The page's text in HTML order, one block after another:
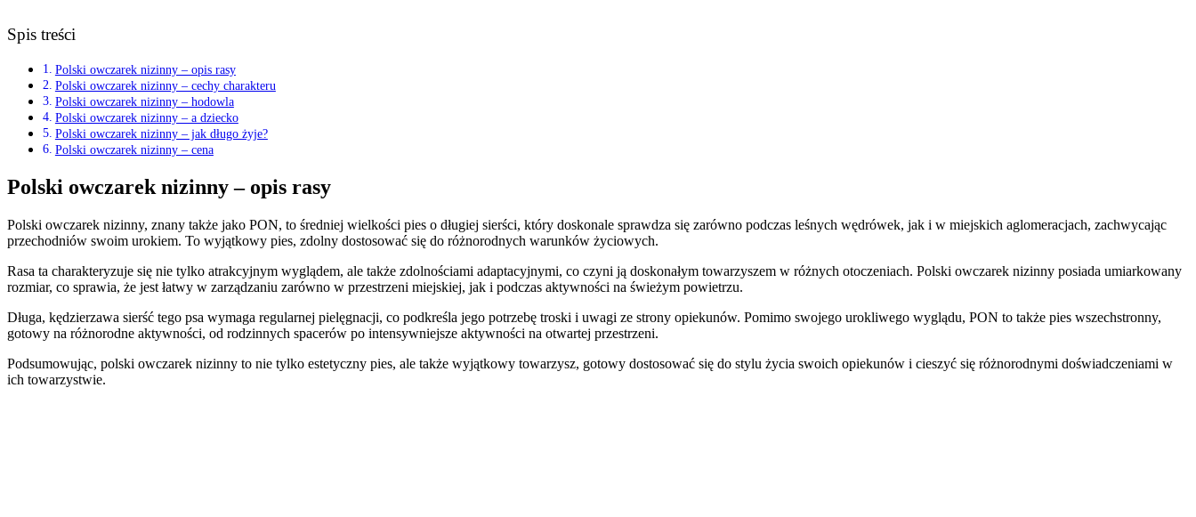
Spis treści
Polski owczarek nizinny – opis rasy
Polski owczarek nizinny – cechy charakteru
Polski owczarek nizinny – hodowla
Polski owczarek nizinny – a dziecko
Polski owczarek nizinny – jak długo żyje?
Polski owczarek nizinny – cena
Polski owczarek nizinny – opis rasy
Polski owczarek nizinny, znany także jako PON, to średniej wielkości pies o długiej sierści, który doskonale sprawdza się zarówno podczas leśnych wędrówek, jak i w miejskich aglomeracjach, zachwycając
przechodniów swoim urokiem. To wyjątkowy pies, zdolny dostosować się do różnorodnych warunków życiowych.
Rasa ta charakteryzuje się nie tylko atrakcyjnym wyglądem, ale także zdolnościami adaptacyjnymi, co czyni ją doskonałym towarzyszem w różnych otoczeniach. Polski owczarek nizinny posiada umiarkowany
rozmiar, co sprawia, że jest łatwy w zarządzaniu zarówno w przestrzeni miejskiej, jak i podczas aktywności na świeżym powietrzu.
Długa, kędzierzawa sierść tego psa wymaga regularnej pielęgnacji, co podkreśla jego potrzebę troski i uwagi ze strony opiekunów. Pomimo swojego urokliwego wyglądu, PON to także pies wszechstronny,
gotowy na różnorodne aktywności, od rodzinnych spacerów po intensywniejsze aktywności na otwartej przestrzeni.
Podsumowując, polski owczarek nizinny to nie tylko estetyczny pies, ale także wyjątkowy towarzysz, gotowy dostosować się do stylu życia swoich opiekunów i cieszyć się różnorodnymi doświadczeniami w
ich towarzystwie.